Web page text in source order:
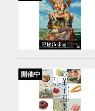
開催中